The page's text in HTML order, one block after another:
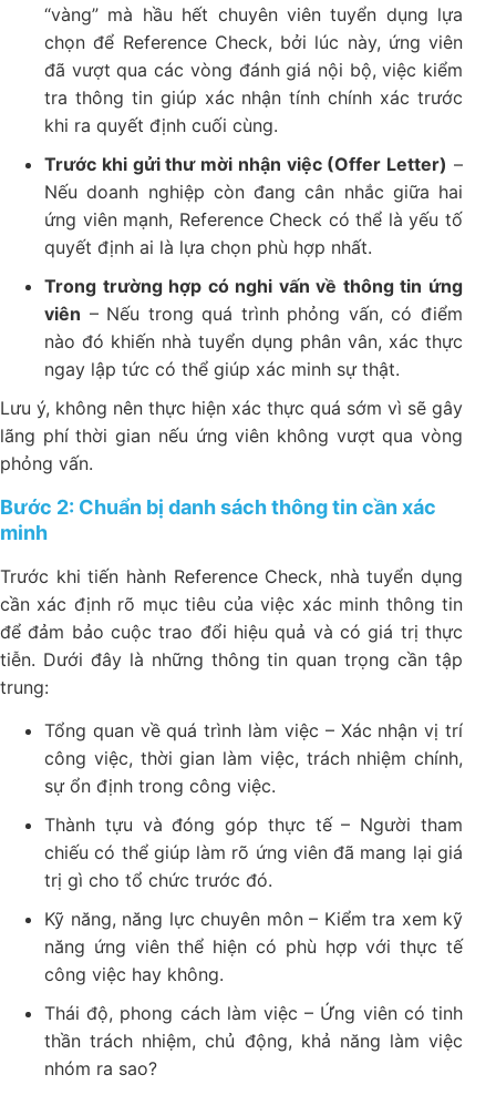
“vàng” mà hầu hết chuyên viên tuyển dụng lựa
chọn để Reference Check, bởi lúc này, ứng viên
đã vượt qua các vòng đánh giá nội bộ, việc kiểm
tra thông tin giúp xác nhận tính chính xác trước
khi ra quyết định cuối cùng.
Trước khi gửi thư mời nhận việc (Offer Letter) –
Nếu doanh nghiệp còn đang cân nhắc giữa hai
ứng viên mạnh, Reference Check có thể là yếu tố
quyết định ai là lựa chọn phù hợp nhất.
Trong trường hợp có nghi vấn về thông tin ứng
viên – Nếu trong quá trình phỏng vấn, có điểm
nào đó khiến nhà tuyển dụng phân vân, xác thực
ngay lập tức có thể giúp xác minh sự thật.
Lưu ý, không nên thực hiện xác thực quá sớm vì sẽ gây
lãng phí thời gian nếu ứng viên không vượt qua vòng
phỏng vấn.
Bước 2: Chuẩn bị danh sách thông tin cần xác
minh
Trước khi tiến hành Reference Check, nhà tuyển dụng
cần xác định rõ mục tiêu của việc xác minh thông tin
để đảm bảo cuộc trao đổi hiệu quả và có giá trị thực
tiễn. Dưới đây là những thông tin quan trọng cần tập
trung:
Tổng quan về quá trình làm việc – Xác nhận vị trí
công việc, thời gian làm việc, trách nhiệm chính,
sự ổn định trong công việc.
Thành tựu và đóng góp thực tế – Người tham
chiếu có thể giúp làm rõ ứng viên đã mang lại giá
trị gì cho tổ chức trước đó.
Kỹ năng, năng lực chuyên môn – Kiểm tra xem kỹ
năng ứng viên thể hiện có phù hợp với thực tế
công việc hay không.
Thái độ, phong cách làm việc – Ứng viên có tinh
thần trách nhiệm, chủ động, khả năng làm việc
nhóm ra sao?